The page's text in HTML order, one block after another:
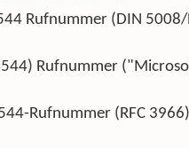
Rufnummer (DIN 5008/
Rufnummer
Rufnummer (RFC 3966)